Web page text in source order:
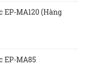
EP-MA120 (Hàng
EP-MA85